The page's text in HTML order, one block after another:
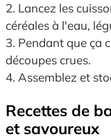
2. Lancez les
céréales à l'eau,
3. Pendant que ça
découpes crues.
4. Assemblez et
Recettes de
et savoureux